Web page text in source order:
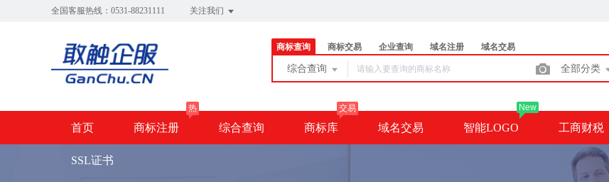
全国客服热线：0531-88231111 关注我们
商标查询 商标交易 企业查询 域名注册 域名交易
综合查询 全部分类
首页 商标注册
热
综合查询 商标库
交易
域名交易 智能LOGO
New
工商财税
SSL证书